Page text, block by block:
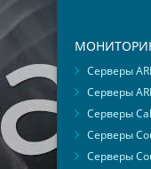
Серверы
Серверы
Серверы
Серверы
Серверы